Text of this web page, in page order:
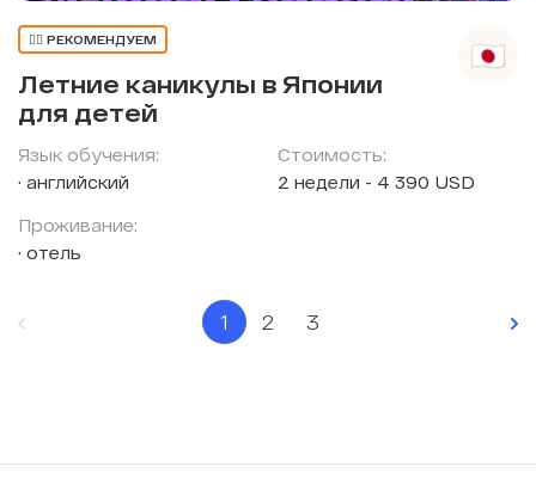
👍🏼 РЕКОМЕНДУЕМ
Летние каникулы в Японии
для детей
Язык обучения:
английский
Проживание:
отель
Стоимость:
2 недели - 4 390 USD
1 2 3